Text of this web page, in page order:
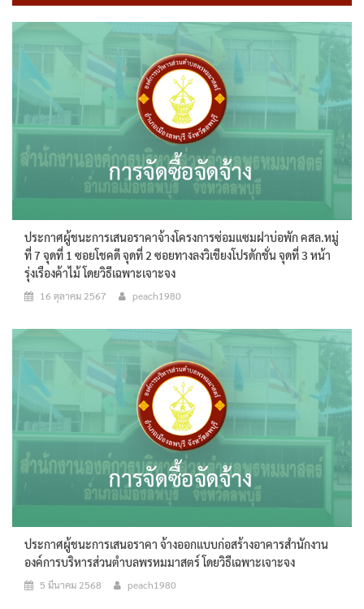
ประกาศผู้ชนะการเสนอราคาจ้างโครงการซ่อมแซมฝาบ่อพัก คสล.หมู่
ที่ 7 จุดที่ 1 ซอยโชคดี จุดที่ 2 ซอยทางลงวิเชียงโปรดักชั่น จุดที่ 3 หน้า
รุ่งเรืองค้าไม้ โดยวิธีเฉพาะเจาะจง
16 ตุลาคม 2567 peach1980
ประกาศผู้ชนะการเสนอราคา จ้างออกแบบก่อสร้างอาคารสำนักงาน
องค์การบริหารส่วนตำบลพรหมมาสตร์ โดยวิธีเฉพาะเจาะจง
5 มีนาคม 2568 peach1980